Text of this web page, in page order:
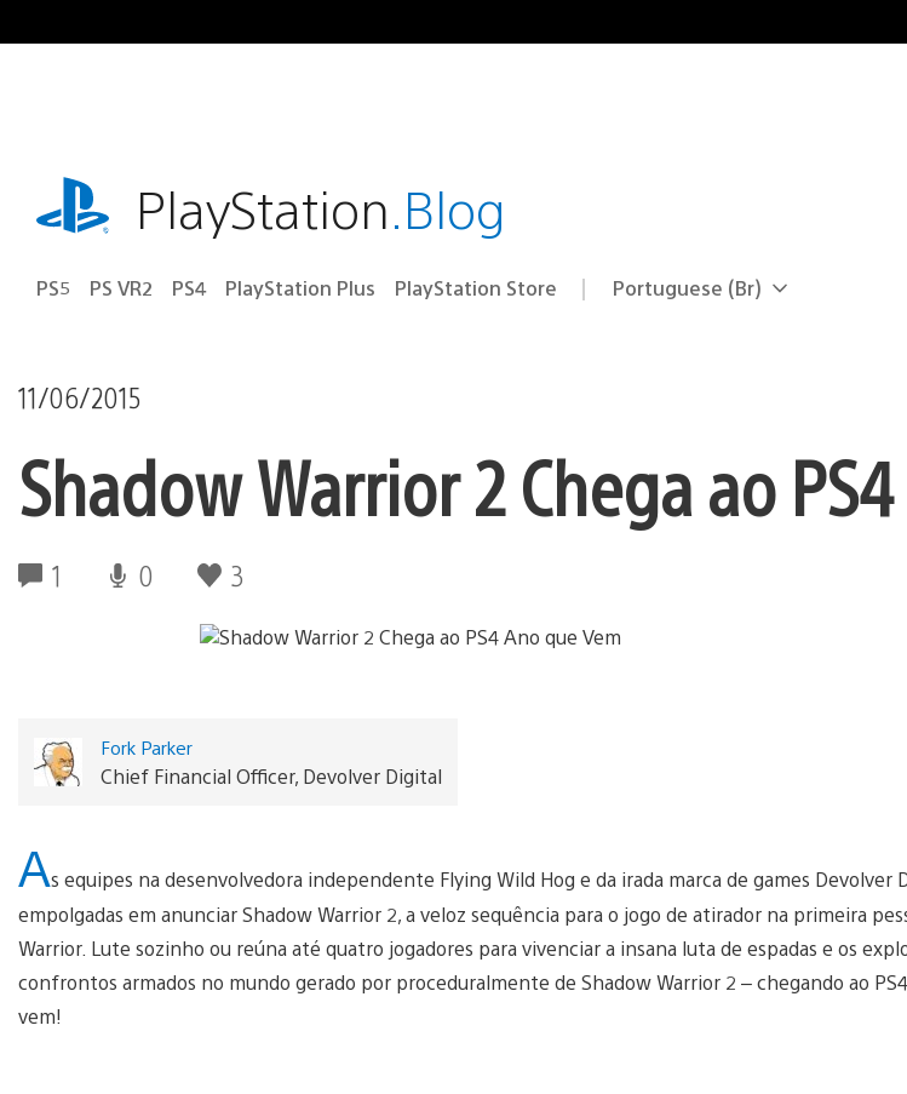
para
playstation.comPlayStation.Blog
PS5 PS VR2 PS4 PlayStation Plus PlayStation Store Selecione
Região
Portuguese (Br)
11/06/2015
Shadow Warrior 2 Chega ao
1 0 3
Fork Parker
Chief Financial Officer, Devolver Digital
As equipes na desenvolvedora independente Flying Wild Hog e da irada marca de games Devolver
empolgadas em anunciar Shadow Warrior 2, a veloz sequência para o jogo de atirador na primeira
Warrior. Lute sozinho ou reúna até quatro jogadores para vivenciar a insana luta de espadas e os
confrontos armados no mundo gerado por proceduralmente de Shadow Warrior 2 – chegando ao
vem!